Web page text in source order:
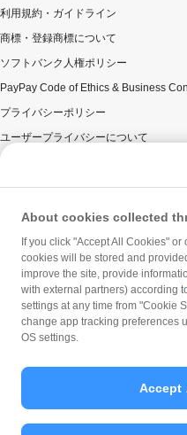
利用規約・ガイドライン
商標・登録商標について
ソフトバンク人権ポリシー
PayPay Code of Ethics & Business
プライバシーポリシー
ユーザープライバシーについて
ウェブサイト利用規約
反社会的勢力に対する方針
勧誘方針
マネロン等基本方針
カスタマーハラスメントに関する当社
©
About cookies collected
If you click "Accept All Cookies"
cookies will be stored and
improve the site, provide
with external partners) according
settings at any time from "Cookie
change app tracking preferences
OS settings.
Accept